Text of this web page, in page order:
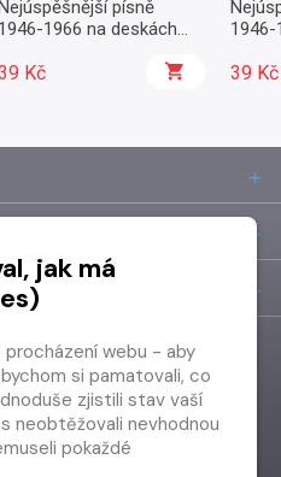
Nejúspěšnější písně
1946-1966 na deskách
Kč
1946-
39 Kč
jak má
webu - aby
si pamatovali, co
zjistili stav vaší
neobtěžovali nevhodnou
pokaždé